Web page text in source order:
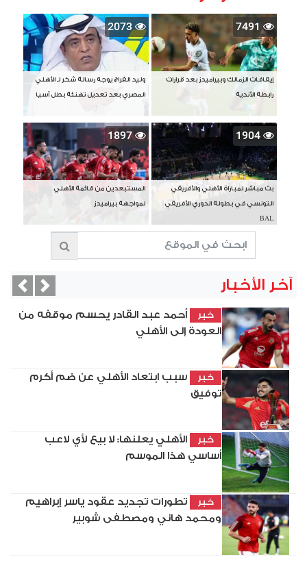
7491
إيقافات الزمالك وبيراميدز بعد قرارات
رابطة الأندية
2073
وليد الفراج يوجه رسالة شكر لـ الأهلي
المصري بعد تعديل تهنئة بطل آسيا
1904
بث مباشر لمباراة الأهلي والأفريقي
التونسي في بطولة الدوري الأفريقي
BAL
1897
المستبعدين من قائمة الأهلي
لمواجهة بيراميدز
آخر الأخبار
خبر
أحمد عبد القادر يحسم موقفه من
العودة إلى الأهلي
خبر
سبب ابتعاد الأهلي عن ضم أكرم
توفيق
خبر
الأهلي يعلنها: لا بيع لأي لاعب
أساسي هذا الموسم
خبر
تطورات تجديد عقود ياسر إبراهيم
ومحمد هاني ومصطفى شوبير
Next